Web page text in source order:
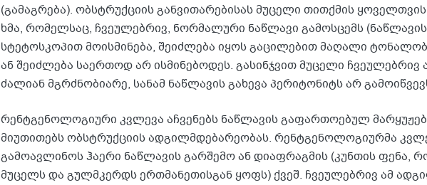
(გამაგრება). ობსტრუქციის განვითარებისას მუცელი თითქმის
ხმა, რომელსაც, ჩვეულებრივ, ნორმალური ნაწლავი გამოსცემს
სტეტოსკოპით მოისმინება, შეიძლება იყოს გაცილებით მაღალი
ან შეიძლება საერთოდ არ ისმინებოდეს. გასინჯვით მუცელი ჩვეულებრივ
ძალიან მგრძნობიარე, სანამ ნაწლავის გახევა პერიტონიტს არ
რენტგენოლოგიური კვლევა აჩვენებს ნაწლავის გაფართოებულ
მიუთითებს ობსტრუქციის ადგილმდებარეობას. რენტგენოლოგიურმა
გამოავლინოს ჰაერი ნაწლავის გარშემო ან დიაფრაგმის (კუნთის ფენა,
მუცელს და გულმკერდს ერთმანეთისგან ყოფს) ქვეშ. ჩვეულებრივ ამ